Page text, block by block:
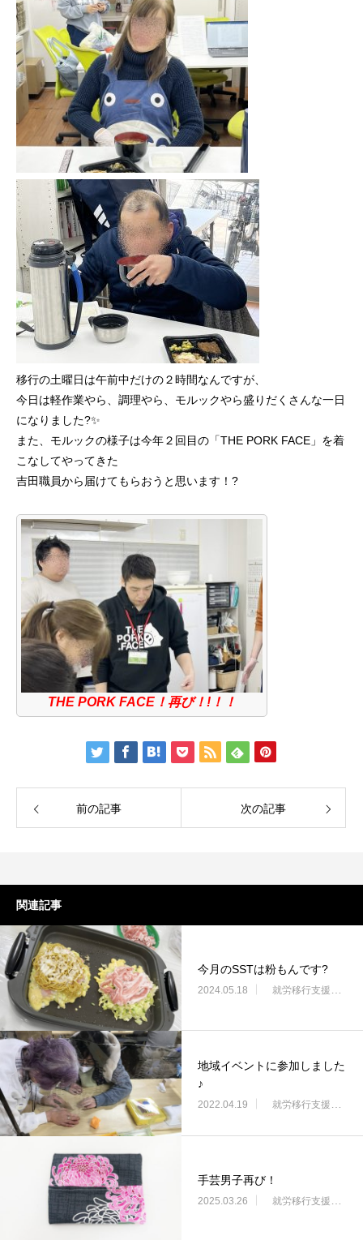
移行の土曜日は午前中だけの２時間なんですが、
今日は軽作業やら、調理やら、モルックやら盛りだくさんな一日
になりました?✨
また、モルックの様子は今年２回目の「THE PORK FACE」を着
こなしてやってきた
吉田職員から届けてもらおうと思います！?
THE PORK FACE！再び！!！！
前の記事 次の記事
関連記事
今月のSSTは粉もんです?
2024.05.18 就労移行支援・ニコサービス城東センター
地域イベントに参加しました
♪
2022.04.19 就労移行支援・ニコサービス城東センター
手芸男子再び！
2025.03.26 就労移行支援・ニコサービス城東センター